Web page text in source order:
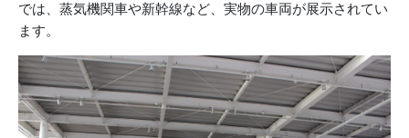
では、蒸気機関車や新幹線など、実物の車両が展示されてい
ます。